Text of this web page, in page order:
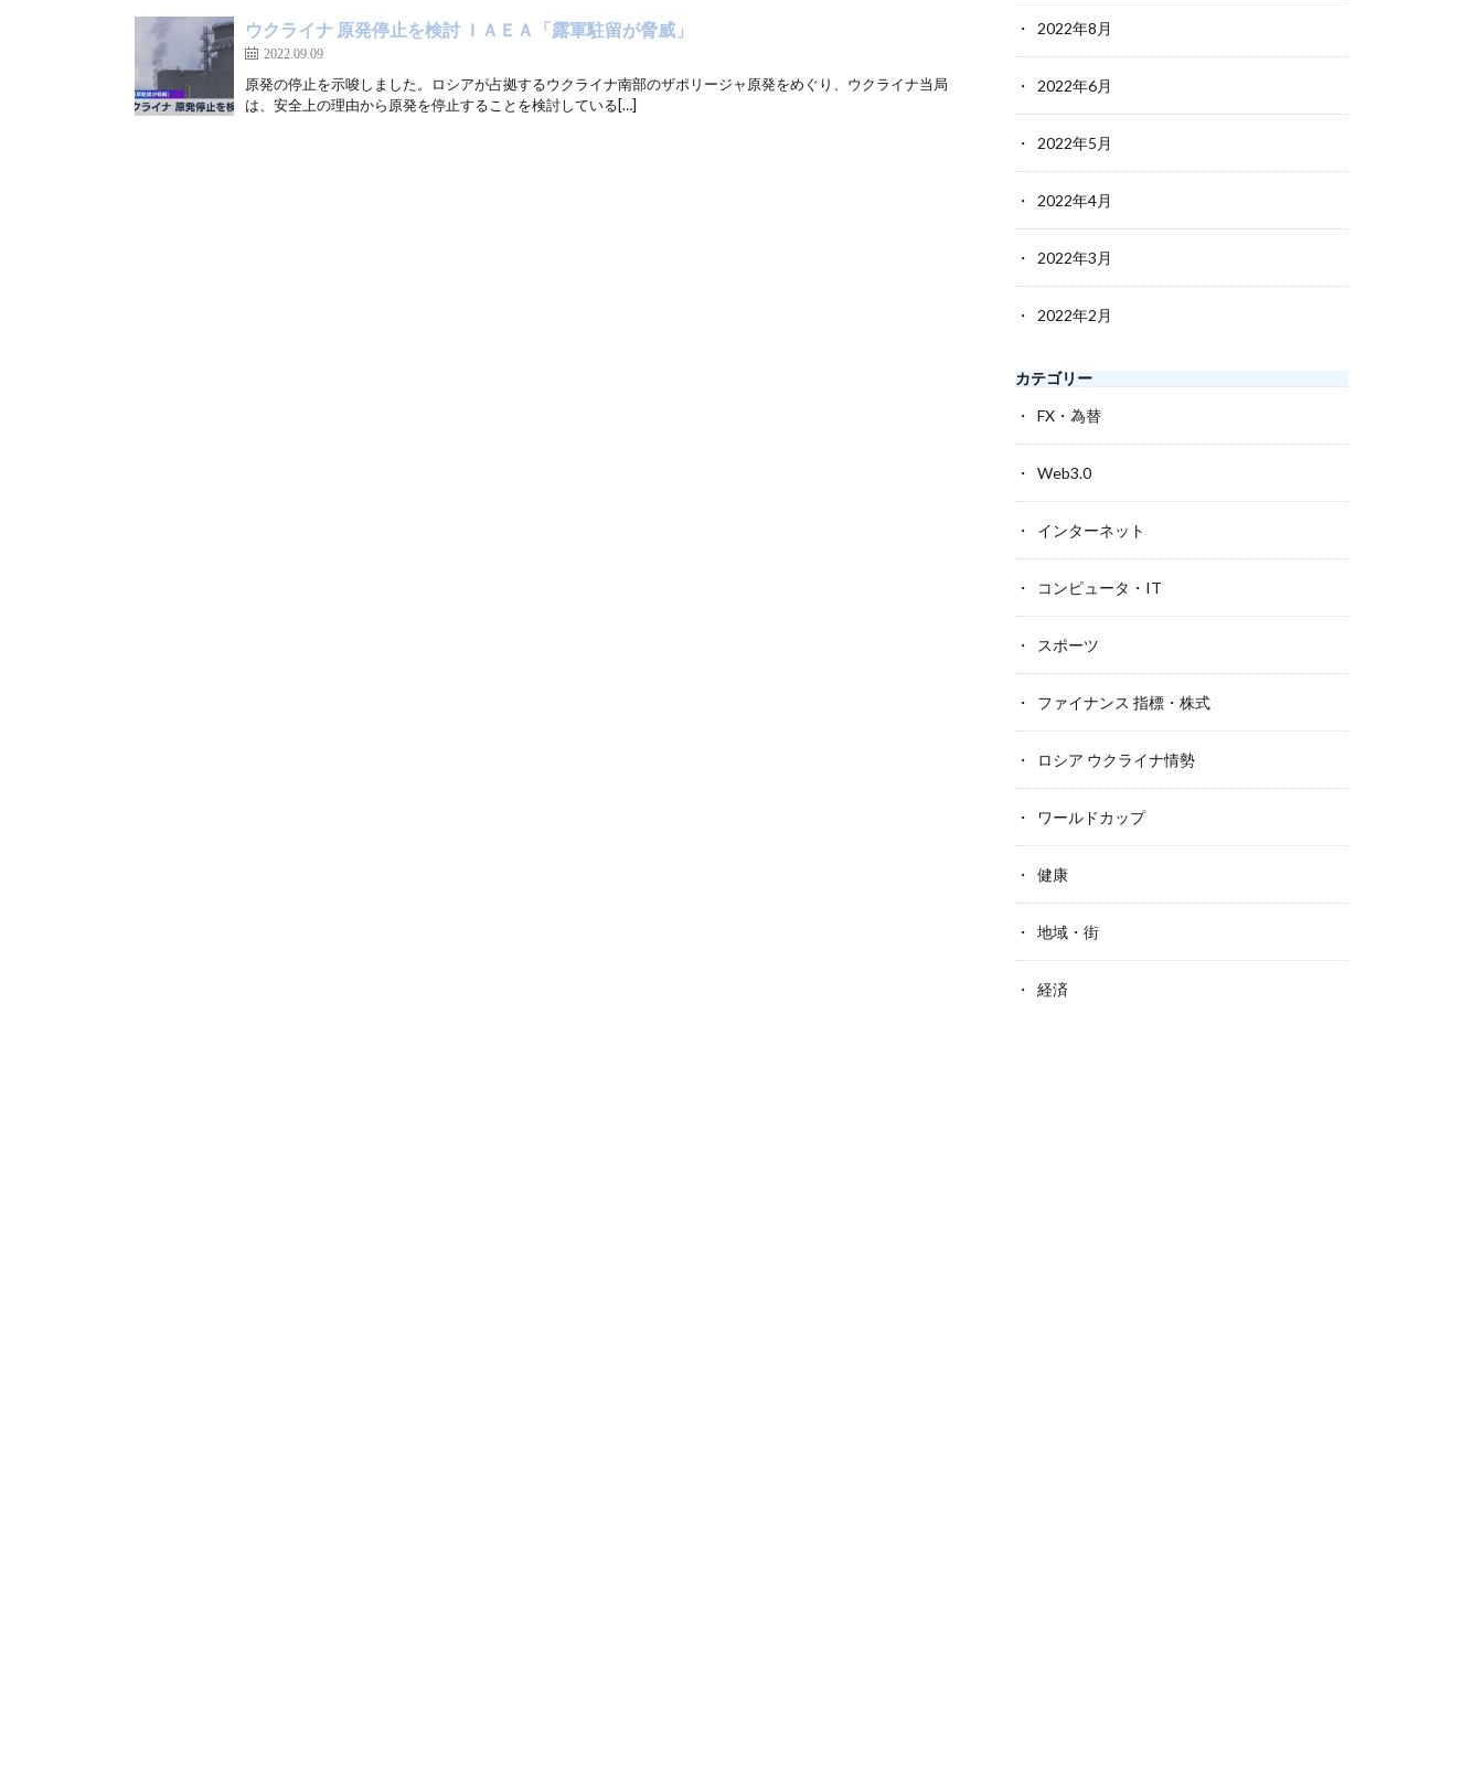
ウクライナ 原発停止を検討 ＩＡＥＡ「露軍駐留が脅威」
2022.09.09
原発の停止を示唆しました。ロシアが占拠するウクライナ南部のザポリージャ原発をめぐり、ウクライナ当局
は、安全上の理由から原発を停止することを検討している[…]
2022年8月
2022年6月
2022年5月
2022年4月
2022年3月
2022年2月
カテゴリー
FX・為替
Web3.0
インターネット
コンピュータ・IT
スポーツ
ファイナンス 指標・株式
ロシア ウクライナ情勢
ワールドカップ
健康
地域・街
経済